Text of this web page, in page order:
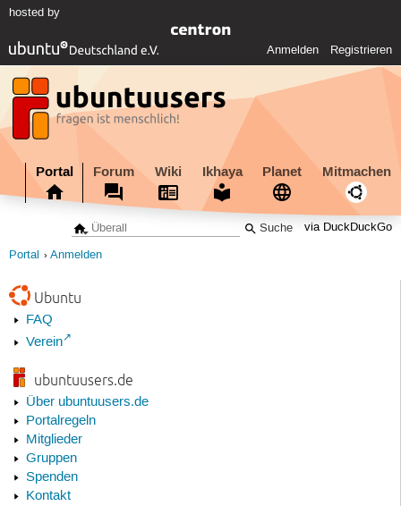
hosted by
Anmelden Registrieren
Portal Forum Wiki Ikhaya Planet Mitmachen
via DuckDuckGo
Portal Anmelden
Ubuntu
FAQ
Verein
ubuntuusers.de
Über ubuntuusers.de
Portalregeln
Mitglieder
Gruppen
Spenden
Kontakt